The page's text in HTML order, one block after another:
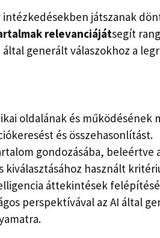
játszanak
relevanciájátsegít
generált válaszokhoz a
oldalának és működésének
és összehasonlítást.
gondozásába,
kiválasztásához használt
áttekintések
perspektívával az AI által